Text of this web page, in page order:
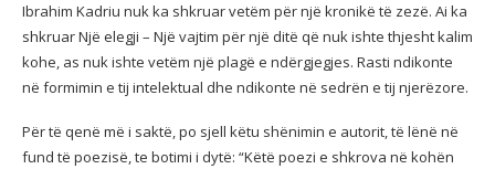
Ibrahim Kadriu nuk ka shkruar vetëm për një kronikë të zezë. Ai ka
shkruar Një elegji – Një vajtim për një ditë që nuk ishte thjesht kalim
kohe, as nuk ishte vetëm një plagë e ndërgjegjes. Rasti ndikonte
në formimin e tij intelektual dhe ndikonte në sedrën e tij njerëzore.
Për të qenë më i saktë, po sjell këtu shënimin e autorit, të lënë në
fund të poezisë, te botimi i dytë: “Këtë poezi e shkrova në kohën